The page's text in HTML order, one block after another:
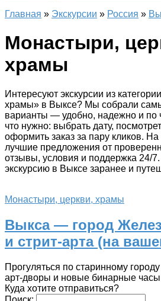
Главная » Экскурсии » Россия »
Монастыри,
храмы
Интересуют экскурсии из
храмы» в Выксе? Мы собрали
варианты — удобно, надежно и по
что нужно: выбрать дату,
оформить заказ за пару кликов.
лучшие предложения от
отзывы, условия и поддержка 24/
экскурсию в Выксе заранее и
Монастыри, церкви, храмы
Выкса — город
и стрит-арта (на
Прогуляться по старинному
арт-дворы и новые бинарные часы
Куда хотите отправиться?